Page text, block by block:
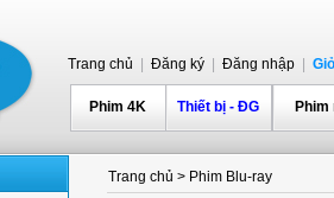
Trang chủ Đăng ký Đăng nhập
Phim 4K Thiết bị - ĐG
Trang chủ > Phim Blu-ray